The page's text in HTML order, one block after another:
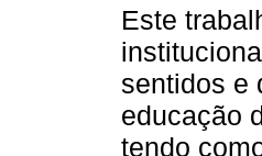
Este
sentidos e
educação
tendo